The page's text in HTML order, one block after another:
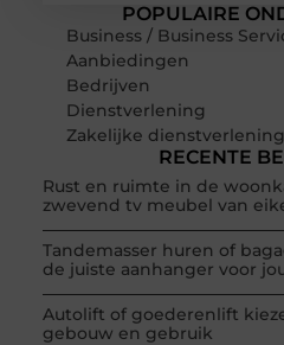
POPULAIRE
Business / Business
Aanbiedingen
Bedrijven
Dienstverlening
Zakelijke dienstverlening
RECENTE
Rust en ruimte in de
zwevend tv meubel van
Tandemasser huren of
de juiste aanhanger voor
Autolift of goederenlift
gebouw en gebruik